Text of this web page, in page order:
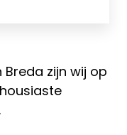
zijn wij op